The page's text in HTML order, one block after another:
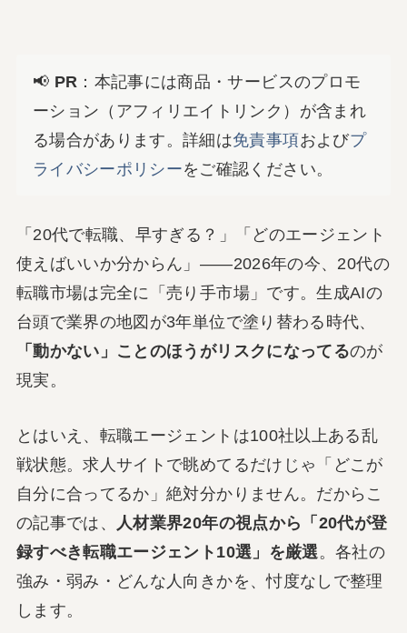
📢 PR ：本記事には商品・サービスのプロモ
ーション（アフィリエイトリンク）が含まれ
る場合があります。詳細は免責事項およびプ
ライバシーポリシーをご確認ください。
「20代で転職、早すぎる？」「どのエージェント
使えばいいか分からん」――2026年の今、20代の
転職市場は完全に「売り手市場」です。生成AIの
台頭で業界の地図が3年単位で塗り替わる時代、
「動かない」ことのほうがリスクになってるのが
現実。
とはいえ、転職エージェントは100社以上ある乱
戦状態。求人サイトで眺めてるだけじゃ「どこが
自分に合ってるか」絶対分かりません。だからこ
の記事では、
人材業界20年の視点から「20代が登
録すべき転職エージェント10選」を厳選 。各社の
強み・弱み・どんな人向きかを、忖度なしで整理
します。